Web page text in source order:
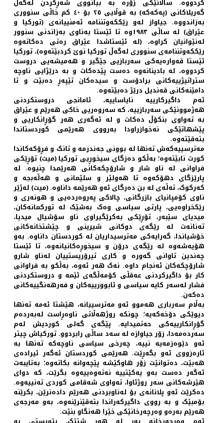
کردووە. ساڵانێکی زۆرە بە بیانووی شەڕکردن لەگەڵ
گەریلاکانی (پەکەکە) بە قوڵایی ٢٥ بۆ ٤٠ کم خاڵی سنووری
بەزاندووە. جیاواز لەو رێککەوتننامە ئەمنییانەی (تورکیا و
عێراق) لە ساڵی ١٩٨٣وە تا ئێستا بەناوی بەزاندنی سنوور
لەنێوانیان کراوە، (لە ئێستاشدا عێراق رەتی دەکاتەوە
رێککەوتننامەی سنووری لەگەڵ تورکیا نوێ کردبێتەوە)، تورکیا
ئێستا قەوارەیەکی سەربازیی جێگیر و هەمیشەیی دروست
کردووە، له‌ بادینانه‌وه‌ ده‌ست پێده‌کات و به‌ درێژایی ناوچه‌
ستراتیژییه‌کانی برادۆست و سیده‌کان تێپه‌ڕ ده‌بێت و تا
دامێنه‌کانی قه‌ندیل درێژ ده‌بێته‌وه‌.
ئەم داگیرکارییە نایاساییە، ئامانجی دروستکردنی
هەژموونێکی سەربازییە، کە سەروەریی خاکی هەرێم و عێراق
بە تەواوی بنکۆڵ دەکات و لە ئەگەری هەر گۆڕانکاریی و
پێشهاتێکی نەخوازراودا بەرووی هەرێمی کوردستاندا
بتەقێتەوە.
مەترسییەکەش تەنها لە بوونی جەندرمە و تانک و فڕۆکەکاندا
کورت نابێتەوە؛ بەڵکو دەزگای سیخوڕیی تورکیا (میت) تۆڕێکی
فراوانی لە ناو شار و شارۆچکەکانی هەرێمدا چنیوە. لە
پارێزگای دهۆکەوە تا هەولێر و سلێمانی و هەڵەبجە و
کەرکوک، تەڵەی لە بن دەرگای ئەو هەرێمە داناوە. (میت) لەژێر
ناوی کۆمپانیای بازرگانی، چالاکی پەروەردەیی و هونەری و
رێکخراوەیی، پارتی سیاسی وەک بەشێک لە تورکمانەکان،
میدیای سێبەر، تۆڕێکی بەکرێگیراوی ناو سۆشیال میدیا،
تەنانەت لە رێگەی دوکانی شیرینی و چێشتخانەکانی
خۆشیاندا، گەرایەکی مەترسیداریان لە کوردستان داناوە. بەو
هۆیەشەوە لە رێگەی درۆن و سیخوڕەکانیانەوە، تا ئێستا
چەندین تاوانی گەورە و کاری تیرۆریستییان لەناو شارو
شارۆچکەکان ئەنجام داوە. نەک هەر ئەوە، بەڵکو بە فراوانی
کار بۆ داگیرکردنی عەقڵی کۆمەڵگەی ئێمە و دروستکردنی
فشار لەسەر کایە سیاسی و ئابوورییەکان و فەرهەنگییەکانی
دەکەن.
بەڵام سەرباری هەموو ئەو مەترسییانە، هێشتا ئەمە تەنها
دیوێکی دۆخەکەیە؛ چونکە روژهەڵاتی ناوەڕاست لەبەردەم
گۆڕانکارییەکی حەتمیدایە. پێگەی گەلی کوردیش لەم
سەردەمەدا، زۆر جیاوازە لە سەد ساڵی رابردوو. تورکیاش چیتر
ئەو دێوەزمەیە نییە، چەرخی سیاسی ناوچەکە تەنها بە
ئارەزووی ئەو بگەڕێت. هەرێمی کوردستان ئەگەر ئیرادەی
هەبێت، دەتوانێت زۆر هاوکێشە پێچەوانە بکاتەوە؛ بەتایبەت
ئەگەر دەست بەو یەکێتییە نەتەوەییەوە بگرێت، کە دوای
هێرشەکانی سەر روژئاوا، تەواوی شەقامی کوردی تەنییەوە.
دەکرێت ئەو پلانانەی بۆ لەناوبردنی هەرێم دادەنرێن، بکرێنە
بۆمبێک و بە رووی داگیرکەراندا بتەقێنرێنەوە، بەو مەرجەی
هەرێم بەرەو وەرچەرخانێکی خێرا هەنگاو بنێت.